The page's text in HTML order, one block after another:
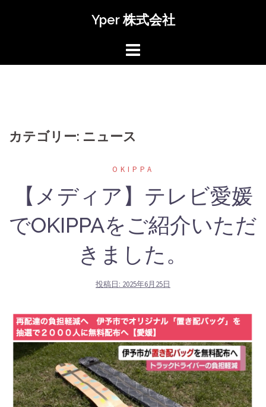
Yper 株式会社
カテゴリー: ‎ニュース
OKIPPA
【メディア】テレビ愛媛
でOKIPPAをご紹介いただ
きました。
投稿日: 2025年6月25日